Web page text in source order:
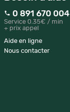
0 891 670 004
Service 0.35€ / min
+ prix appel
Aide en ligne
Nous contacter